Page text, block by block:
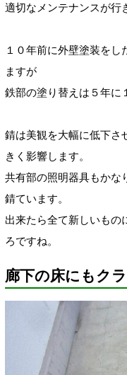
適切なメンテナンスが行
１０年前に外壁塗装を
ますが
鉄部の塗り替えは５年に
錆は美観を大幅に低下さ
きく影響します。
共有部の照明器具もかな
錆ています。
出来たら全て新しいもの
ろですね。
廊下の床にもク